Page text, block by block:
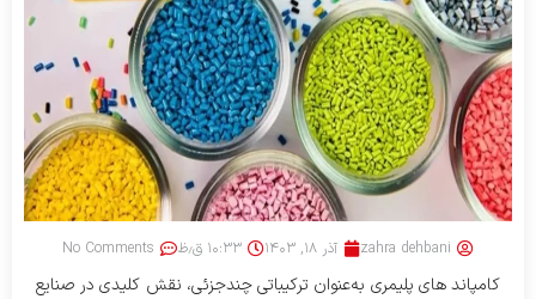
zahra dehbani آذر ۱۸, ۱۴۰۳ ۱۰:۳۳ ق٫ظ No Comments
کامپاند های پلیمری به‌عنوان ترکیباتی چندجزئی، نقش کلیدی در صنایع